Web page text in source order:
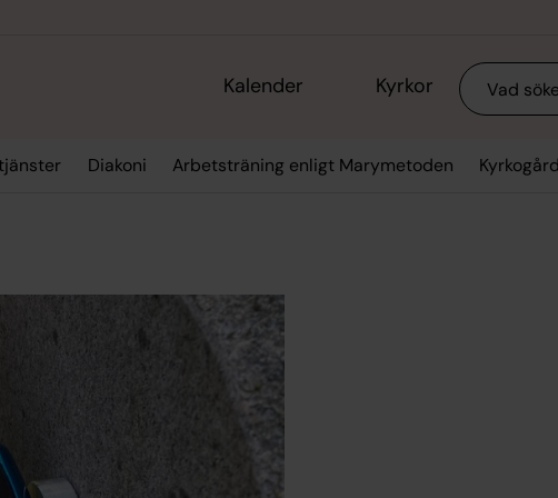
Kalender Kyrkor Sök
Diakoni Arbetsträning enligt Marymetoden